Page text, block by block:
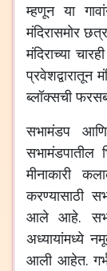
म्हणून या
मंदिरासमोर
मंदिराच्या
प्रवेशद्वारातून
ब्लॉक्सची
सभामंडप
सभामंडपातील
मीनाकारी
करण्यासाठी
आले आहे.
अध्यायांमध्ये
आली आहेत.